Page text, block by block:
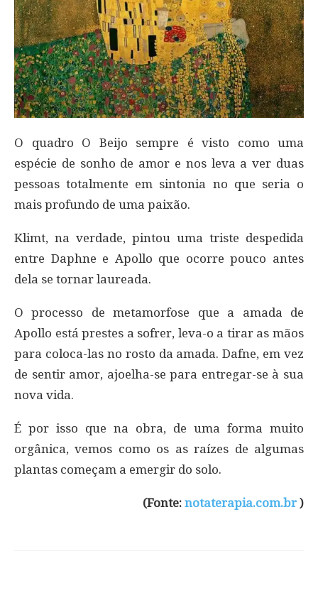
O quadro O Beijo sempre é visto como uma
espécie de sonho de amor e nos leva a ver duas
pessoas totalmente em sintonia no que seria o
mais profundo de uma paixão.
Klimt, na verdade, pintou uma triste despedida
entre Daphne e Apollo que ocorre pouco antes
dela se tornar laureada.
O processo de metamorfose que a amada de
Apollo está prestes a sofrer, leva-o a tirar as mãos
para coloca-las no rosto da amada. Dafne, em vez
de sentir amor, ajoelha-se para entregar-se à sua
nova vida.
É por isso que na obra, de uma forma muito
orgânica, vemos como os as raízes de algumas
plantas começam a emergir do solo.
(Fonte: notaterapia.com.br )